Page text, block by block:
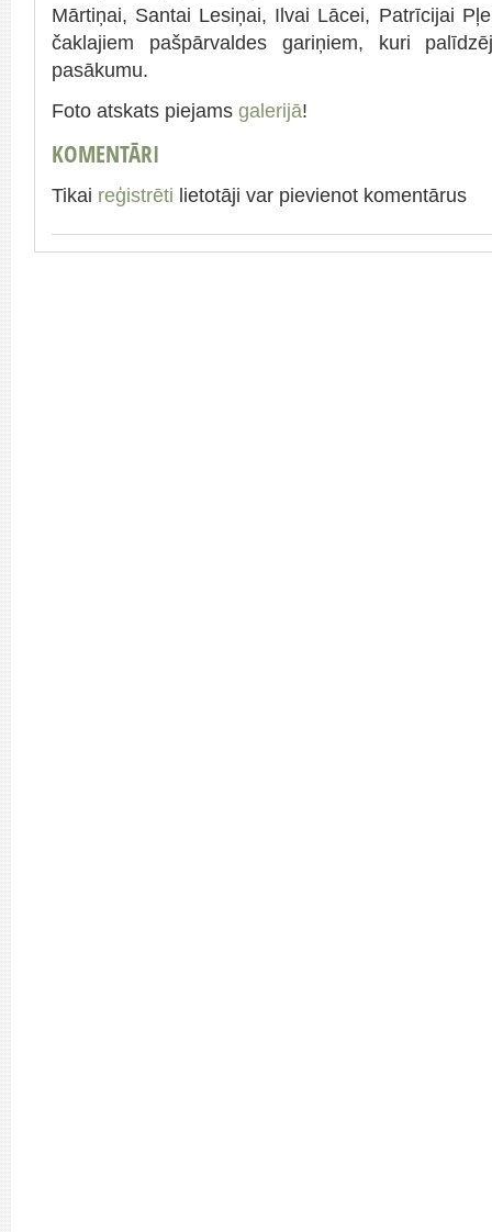
Mārtiņai, Santai Lesiņai, Ilvai Lācei, Patrīcijai
čaklajiem pašpārvaldes gariņiem, kuri
pasākumu.
Foto atskats piejams galerijā!
KOMENTĀRI
Tikai reģistrēti lietotāji var pievienot komentārus